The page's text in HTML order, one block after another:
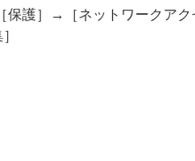
保護］→［ネットワークア